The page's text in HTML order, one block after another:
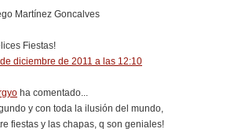
Martínez Goncalves
Fiestas!
diciembre de 2011 a las 12:10
ha comentado...
y con toda la ilusión del mundo,
fiestas y las chapas, q son geniales!